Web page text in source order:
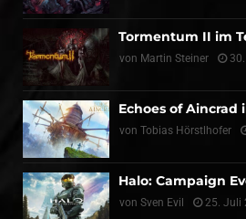
Tormentum II im
von Martin Steiner
Echoes of Aincrad
von Tobias Hörstlhofer
Halo: Campaign
von Sven Evil 25. Juli